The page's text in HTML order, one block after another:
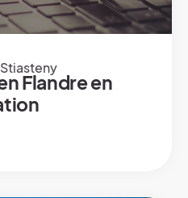
Flandre en